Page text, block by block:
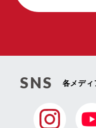
SNS 各メディ